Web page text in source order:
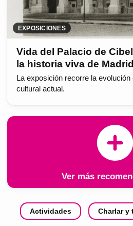
EXPOSICIONES
Vida del Palacio de
la historia viva de Madrid
La exposición recorre la evolución
cultural actual.
Ver más
Actividades Charlar y